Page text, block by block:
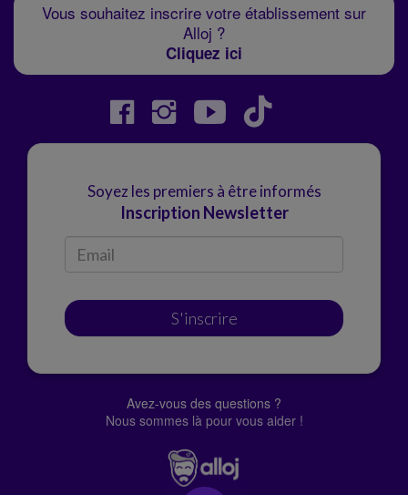
Vous souhaitez inscrire votre établissement sur
Alloj ?
Cliquez ici
Soyez les premiers à être informés
Inscription Newsletter
S'inscrire
Avez-vous des questions ?
Nous sommes là pour vous aider !